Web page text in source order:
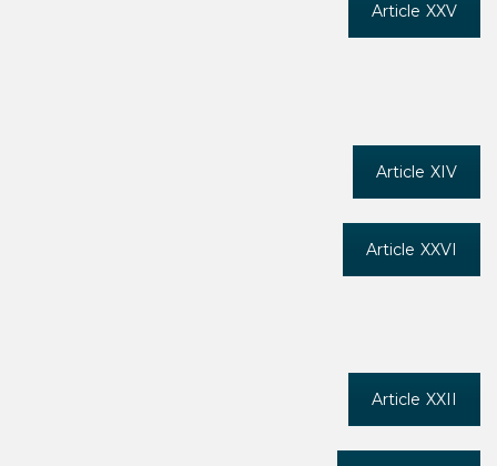
Article XXV
Article XIV
Article XXVI
Article XXII